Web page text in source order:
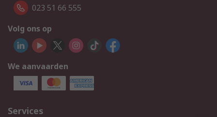
023 51 66 555
Volg ons op
We aanvaarden
Services